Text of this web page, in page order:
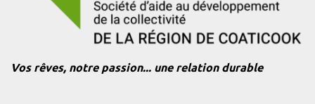
Vos rêves, notre passion... une relation durable